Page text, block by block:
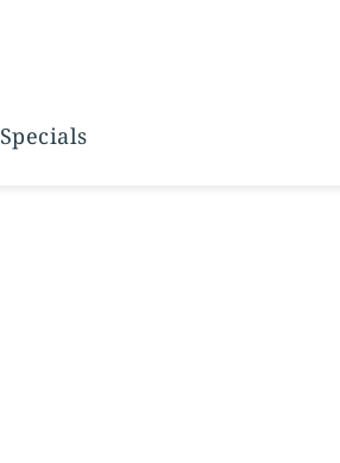
Specials